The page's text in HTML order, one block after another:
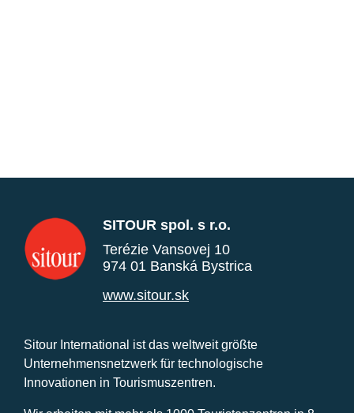
SITOUR spol. s r.o.
Terézie Vansovej 10
974 01 Banská Bystrica
www.sitour.sk
Sitour International ist das weltweit größte
Unternehmensnetzwerk für technologische
Innovationen in Tourismuszentren.